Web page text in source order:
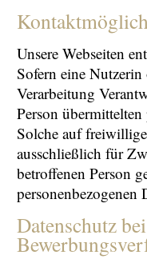
Unsere Webseiten
Sofern eine
Verarbeitung
Person übermittelten
Solche auf
ausschließlich für
betroffenen Person
personenbezogenen
Datenschutz